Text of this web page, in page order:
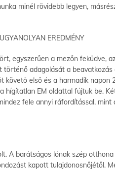
minél rövidebb legyen,
EREDMÉNY
egyszerűen a mezőn feküdve,
történő adagolását a
első és a harmadik
hígítatlan EM oldattal fújtuk be.
fele annyi ráfordítással,
A barátságos lónak szép
kapott tulajdonosnőjétől.